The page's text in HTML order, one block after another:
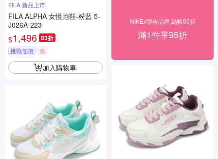
FILA 新品上市
FILA ALPHA 女慢跑鞋-粉藍 5-
J026A-223
$1,496 83折
挑戰低價 券
加入購物車
NIKEx聯合品牌 結帳95折
滿1件享95折